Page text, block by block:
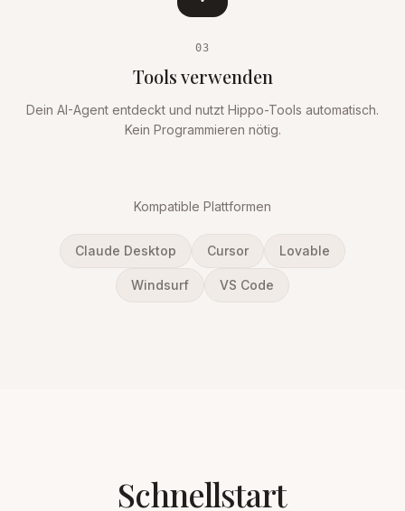
03
Tools verwenden
Dein AI-Agent entdeckt und nutzt Hippo-Tools automatisch.
Kein Programmieren nötig.
Kompatible Plattformen
Claude Desktop Cursor Lovable
Windsurf VS Code
Schnellstart